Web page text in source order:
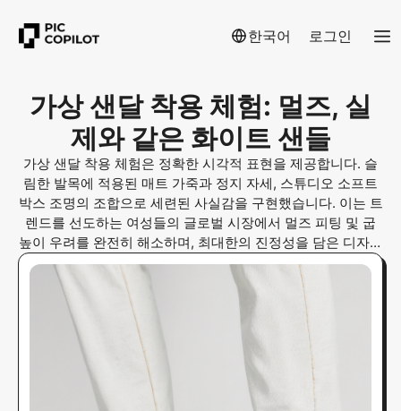
한국어 로그인
가상 샌달 착용 체험: 멀즈, 실
제와 같은 화이트 샌들
가상 샌달 착용 체험은 정확한 시각적 표현을 제공합니다. 슬
림한 발목에 적용된 매트 가죽과 정지 자세, 스튜디오 소프트
박스 조명의 조합으로 세련된 사실감을 구현했습니다. 이는 트
렌드를 선도하는 여성들의 글로벌 시장에서 멀즈 피팅 및 굽
높이 우려를 완전히 해소하며, 최대한의 진정성을 담은 디자인
으로 제작되었습니다.